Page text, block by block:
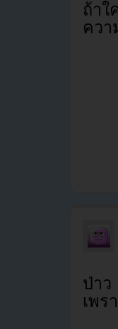
ถ้าใ
ควา
ป่าว
เพร